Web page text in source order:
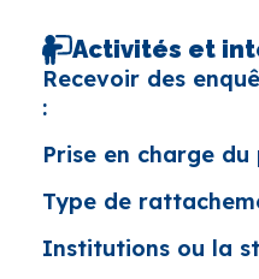
Activités et
Recevoir des
:
Prise en charge
Type de
Institutions ou la